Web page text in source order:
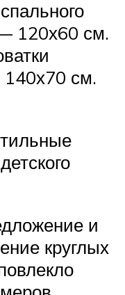
120х60 см.
см.
и
круглых